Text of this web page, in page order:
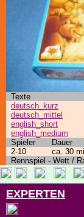
Texte
deutsch_kurz
deutsch_mittel
english_short
english_medium
Spieler Dauer
2-10
ca. 30
Rennspiel - Wett /
EXPERTEN